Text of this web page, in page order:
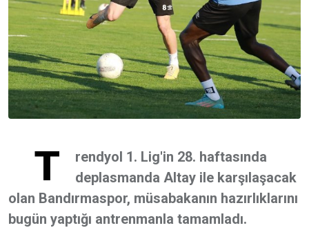
T
rendyol 1. Lig'in 28. haftasında
deplasmanda Altay ile karşılaşacak
olan Bandırmaspor, müsabakanın hazırlıklarını
bugün yaptığı antrenmanla tamamladı.